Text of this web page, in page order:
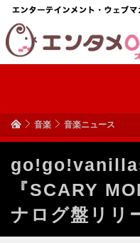
音楽 音楽ニュース
『SCARY
ナログ盤リリ